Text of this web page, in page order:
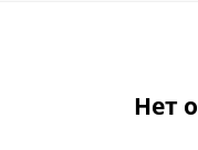
Нет